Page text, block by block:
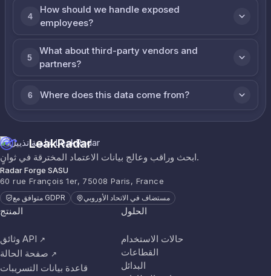
4
How should we handle exposed
employees?
5
What about third-party vendors and
partners?
6 Where does this data come from?
LeakRadar
ابحث وراقب وعالج بيانات الاعتماد المخترقة في ثوانٍ.
Radar Forge SASU
60 rue François 1er, 75008 Paris, France
متوافق مع GDPR مستضاف في الاتحاد الأوروبي
المنتج
وثائق API ↗
صفحة الحالة ↗
قاعدة بيانات التسريبات
الحلول
حالات الاستخدام
القطاعات
البدائل